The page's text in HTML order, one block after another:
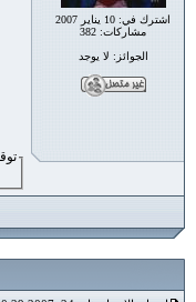
اشترك في: 10 يناير 2007
مشاركات: 382
الجوائز: لا يوجد